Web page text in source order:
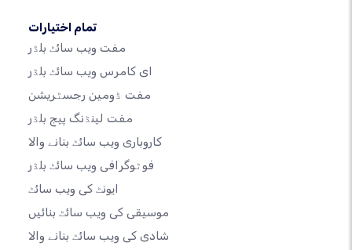
تمام اختیارات
مفت ویب سائٹ بلڈر
ای کامرس ویب سائٹ بلڈر
مفت ڈومین رجسٹریشن
مفت لینڈنگ پیج بلڈر
کاروباری ویب سائٹ بنانے والا
فوٹوگرافی ویب سائٹ بلڈر
ایونٹ کی ویب سائٹ
موسیقی کی ویب سائٹ بنائیں
شادی کی ویب سائٹ بنانے والا